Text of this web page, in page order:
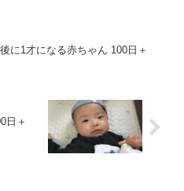
に1才になる赤ちゃん 100日＋
日＋